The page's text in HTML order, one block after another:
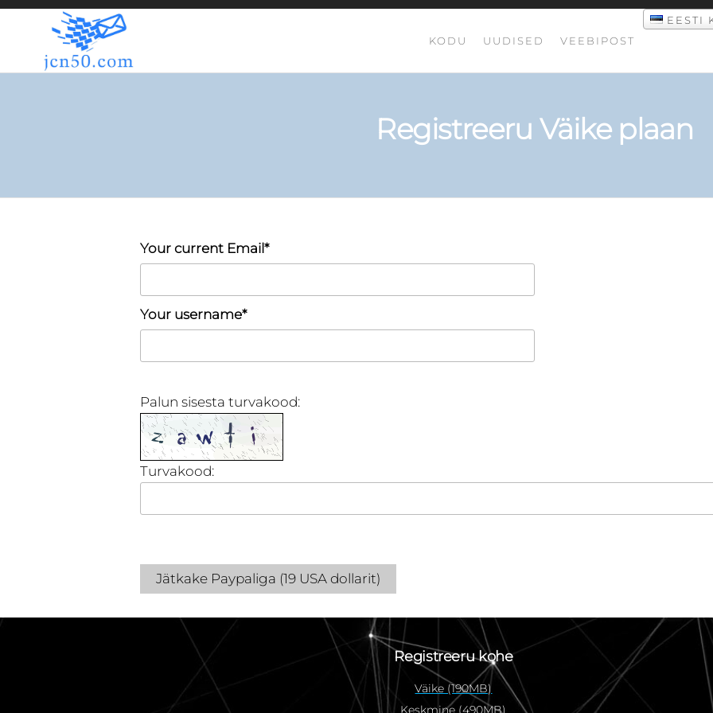
KODU UUDISED VEEBIPOST
EESTI
Registreeru Väike plaan
Your current Email*
Your username*
Palun sisesta turvakood:
Turvakood:
Jätkake Paypaliga (19 USA dollarit)
Registreeru kohe
Väike (190MB)
Keskmine (490MB)